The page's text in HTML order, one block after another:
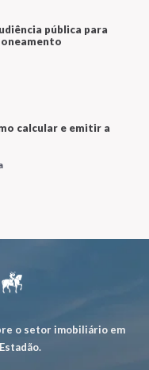
pública para
calcular e emitir a
o setor imobiliário em